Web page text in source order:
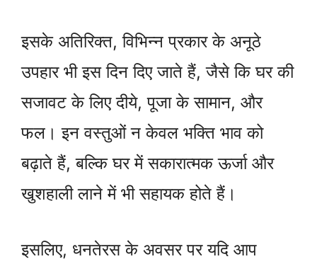
इसके अतिरिक्त, विभिन्न प्रकार के अनूठे
उपहार भी इस दिन दिए जाते हैं, जैसे कि घर की
सजावट के लिए दीये, पूजा के सामान, और
फल। इन वस्तुओं न केवल भक्ति भाव को
बढ़ाते हैं, बल्कि घर में सकारात्मक ऊर्जा और
खुशहाली लाने में भी सहायक होते हैं।
इसलिए, धनतेरस के अवसर पर यदि आप